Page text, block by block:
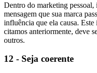
Dentro do marketing pessoal,
mensagem que sua marca
influência que ela causa.
citamos anteriormente, deve
outros.
12 - Seja coerente